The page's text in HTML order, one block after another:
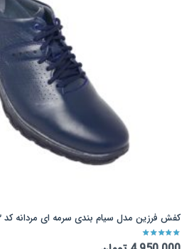
ممکن
است
در
صفحه
محصول
انتخاب
شوند
کفش فرزین مدل سیام بندی سرمه ای مردانه کد ۱۰۰۳
نمره 4.50 از 5